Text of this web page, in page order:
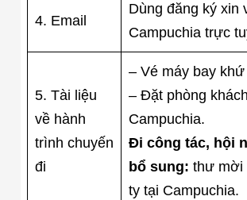
4. Email
Dùng đăng ký xin
Campuchia trực
5. Tài liệu
về hành
trình chuyến
đi
– Vé máy bay khứ
– Đặt phòng
Campuchia.
Đi công tác, hội
bổ sung: thư mời
ty tại Campuchia.